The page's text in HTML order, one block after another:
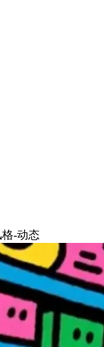
-动态